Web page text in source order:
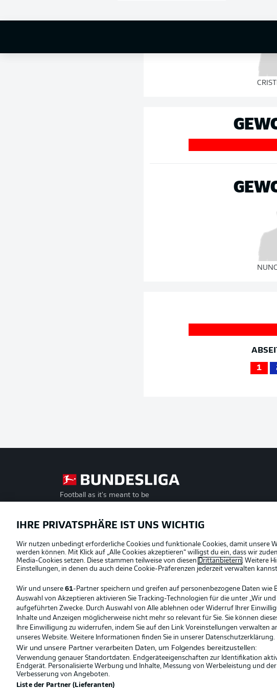
1
Football as it's meant to be
Offizielle Partner
© 2026 Bundesliga-Gruppe GmbH
IHRE PRIVATSPHÄRE IST UNS WICHTIG
Wir nutzen unbedingt erforderliche Cookies und funktionale Cookies, damit unsere
werden können. Mit Klick auf „Alle Cookies akzeptieren“ willigst du ein, dass wir
Media-Cookies setzen. Diese stammen teilweise von diesen Drittanbietern. Weitere
Einstellungen, in denen du auch deine Cookie-Präferenzen jederzeit verwalten
Wir und unsere 61-Partner speichern und greifen auf personenbezogene Daten
Auswahl von Akzeptieren aktivieren Sie Tracking-Technologien für die unter „Wir
aufgeführten Zwecke. Durch Auswahl von Alle ablehnen oder Widerruf Ihrer
Inhalte und Anzeigen möglicherweise nicht mehr so relevant für Sie. Sie können
Ihre Einwilligung zu widerrufen, indem Sie auf den Link Voreinstellungen verwalten
unseres Website. Weitere Informationen finden Sie in unserer Datenschutzerklärung.
Wir und unsere Partner verarbeiten Daten, um Folgendes bereitzustellen:
Verwendung genauer Standortdaten. Endgeräteeigenschaften zur Identifikation
Endgerät. Personalisierte Werbung und Inhalte, Messung von Werbeleistung und
Verbesserung von Angeboten.
Liste der Partner (Lieferanten)